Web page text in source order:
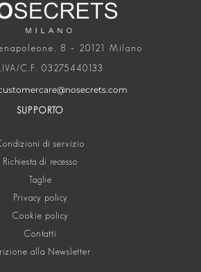
8 – 20121 Milano
C.F. 03275440133
SUPPORTO
di servizio
Richiesta di recesso
Taglie
Privacy policy
Cookie policy
Contatti
alla Newsletter